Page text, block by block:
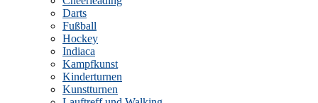
Darts
Fußball
Hockey
Indiaca
Kampfkunst
Kinderturnen
Kunstturnen